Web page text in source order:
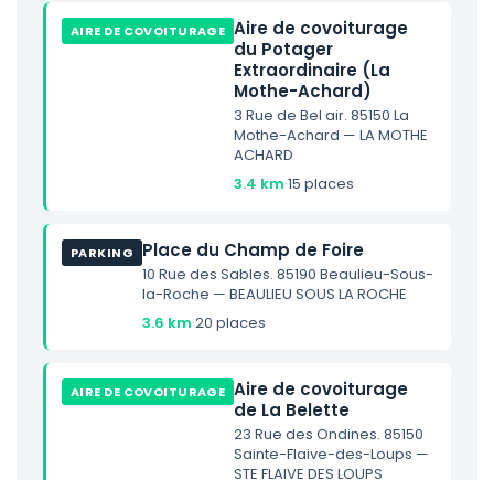
AIRE DE COVOITURAGE Aire de covoiturage
du Potager
Extraordinaire (La
Mothe-Achard)
3 Rue de Bel air. 85150 La
Mothe-Achard — LA MOTHE
ACHARD
3.4 km·15 places
PARKING Place du Champ de Foire
10 Rue des Sables. 85190 Beaulieu-Sous-
la-Roche — BEAULIEU SOUS LA ROCHE
3.6 km·20 places
AIRE DE COVOITURAGE Aire de covoiturage
de La Belette
23 Rue des Ondines. 85150
Sainte-Flaive-des-Loups —
STE FLAIVE DES LOUPS